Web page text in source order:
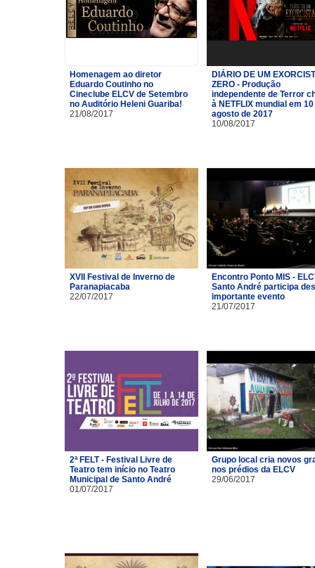
Homenagem ao diretor
Eduardo Coutinho no
Cineclube ELCV de Setembro
no Auditório Heleni Guariba!
21/08/2017
DIÁRIO DE UM
ZERO - Produção
independente de Terror
à NETFLIX mundial em
agosto de 2017
10/08/2017
XVII Festival de Inverno de
Paranapiacaba
22/07/2017
Encontro Ponto MIS -
Santo André participa
importante evento
21/07/2017
2ª FELT - Festival Livre de
Teatro tem início no Teatro
Municipal de Santo André
01/07/2017
Grupo local cria novos
nos prédios da ELCV
29/06/2017